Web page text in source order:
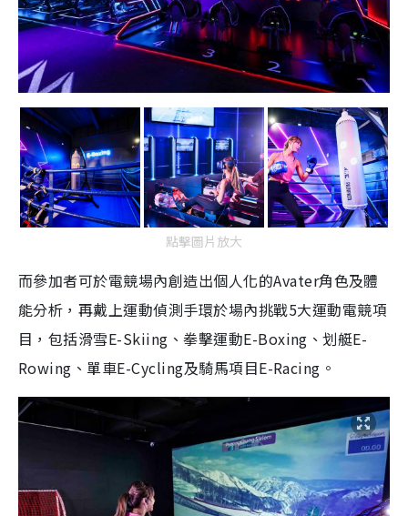
點擊圖片放大
而參加者可於電競場內創造出個人化的Avater角色及體
能分析，再戴上運動偵測手環於場內挑戰5大運動電競項
目，包括滑雪E-Skiing、拳擊運動E-Boxing、划艇E-
Rowing、單車E-Cycling及騎馬項目E-Racing。